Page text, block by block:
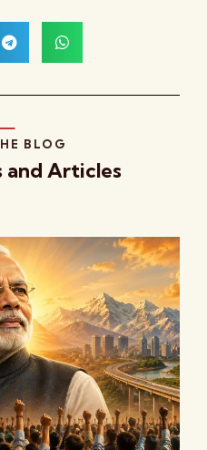
BLOG
and Articles